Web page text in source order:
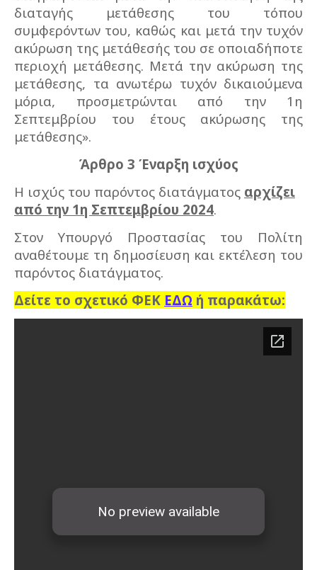
διαταγής μετάθεσης του τόπου
συμφερόντων του, καθώς και μετά την τυχόν
ακύρωση της μετάθεσής του σε οποιαδήποτε
περιοχή μετάθεσης. Μετά την ακύρωση της
μετάθεσης, τα ανωτέρω τυχόν δικαιούμενα
μόρια, προσμετρώνται από την 1η
Σεπτεμβρίου του έτους ακύρωσης της
μετάθεσης».
Άρθρο 3 Έναρξη ισχύος
Η ισχύς του παρόντος διατάγματος αρχίζει
από την 1η Σεπτεμβρίου 2024.
Στον Υπουργό Προστασίας του Πολίτη
αναθέτουμε τη δημοσίευση και εκτέλεση του
παρόντος διατάγματος.
Δείτε το σχετικό ΦΕΚ ΕΔΩ ή παρακάτω: